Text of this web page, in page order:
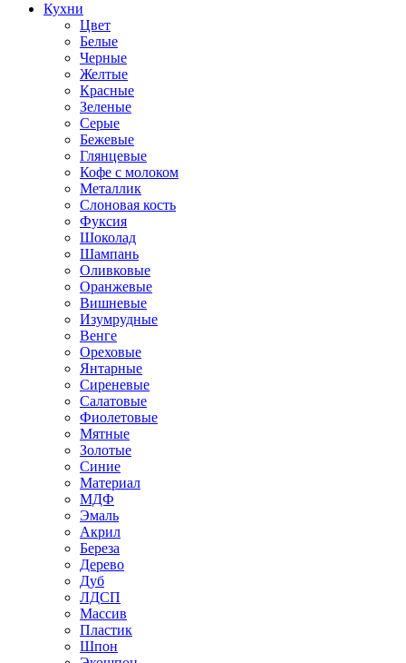
Кухни
Цвет
Белые
Черные
Желтые
Красные
Зеленые
Серые
Бежевые
Глянцевые
Кофе с молоком
Металлик
Слоновая кость
Фуксия
Шоколад
Шампань
Оливковые
Оранжевые
Вишневые
Изумрудные
Венге
Ореховые
Янтарные
Сиреневые
Салатовые
Фиолетовые
Мятные
Золотые
Синие
Материал
МДФ
Эмаль
Акрил
Береза
Дерево
Дуб
ЛДСП
Массив
Пластик
Шпон